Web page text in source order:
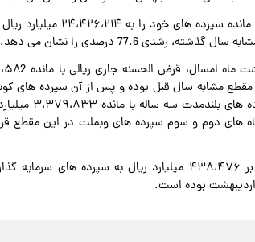
بر اساس این گزارش، بانک ملت تا پایان اردیبهشت ماه 1405، مانده
بر این اساس، در بین سپرده های بانک ملت
مانده با رشد 71.6 درصدی نسبت به مقطع مشابه سال قبل بوده و پس از آن سپرده
با مانده ۳،۹۳۹،۱۳۶ میلیارد ریال با رشد 73.8
های دوم و سوم سپرده های وبملت در این مقطع
در عین حال، وبملت تا پایان اردیبهشت ماه سال جاری بالغ بر ۴۳۸،۴۷۶ میلیارد ریال به سپرده